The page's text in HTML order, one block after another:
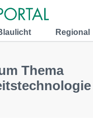
Regional
Thema